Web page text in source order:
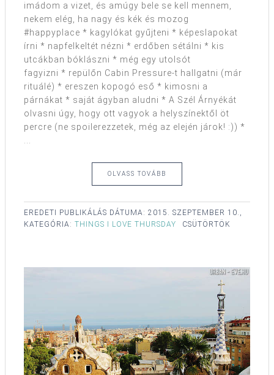
imádom a vizet, és amúgy bele se kell mennem,
nekem elég, ha nagy és kék és mozog
#happyplace * kagylókat gyűjteni * képeslapokat
írni * napfelkeltét nézni * erdőben sétálni * kis
utcákban bóklászni * még egy utolsót
fagyizni * repülőn Cabin Pressure-t hallgatni (már
rituálé) * ereszen kopogó eső * kimosni a
párnákat * saját ágyban aludni * A Szél Árnyékát
olvasni úgy, hogy ott vagyok a helyszínektől öt
percre (ne spoilerezzetek, még az elején járok! :)) *
...
OLVASS TOVÁBB
EREDETI PUBLIKÁLÁS DÁTUMA: 2015. SZEPTEMBER 10.,
CSÜTÖRTÖK
KATEGÓRIA: THINGS I LOVE THURSDAY